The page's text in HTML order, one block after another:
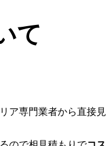
て
ア専門業者から直接見